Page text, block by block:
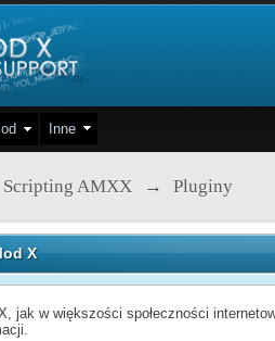
Inne
Scripting AMXX → Pluginy
X
jak w większości społeczności